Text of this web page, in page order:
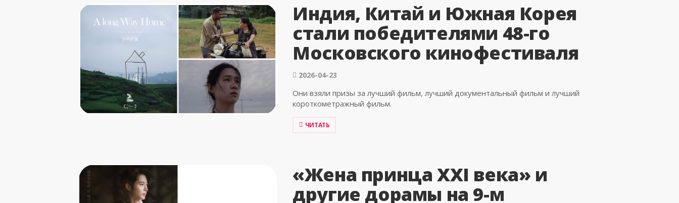
Индия, Китай и Южная Корея
стали победителями 48-го
Московского кинофестиваля
2026-04-23
Они взяли призы за лучший фильм, лучший документальный фильм и лучший
короткометражный фильм.
ЧИТАТЬ
«Жена принца XXI века» и
другие дорамы на 9-м